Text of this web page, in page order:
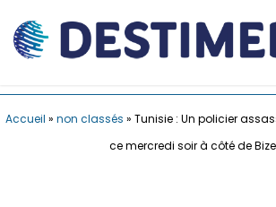
Accueil » non classés » Tunisie : Un policier
ce mercredi soir à côté de